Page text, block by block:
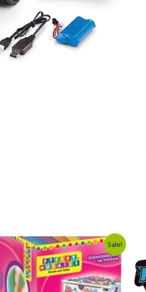
Sale!
Algne
hind
oli:
€12,49.
Current
price
is:
€9,49.